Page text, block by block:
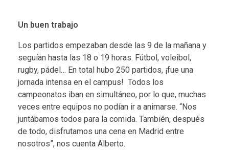
Un buen trabajo
Los partidos empezaban desde las 9 de la mañana y
seguían hasta las 18 o 19 horas. Fútbol, voleibol,
rugby, pádel… En total hubo 250 partidos, ¡fue una
jornada intensa en el campus! Todos los
campeonatos iban en simultáneo, por lo que, muchas
veces entre equipos no podían ir a animarse. “Nos
juntábamos todos para la comida. También, después
de todo, disfrutamos una cena en Madrid entre
nosotros”, nos cuenta Alberto.